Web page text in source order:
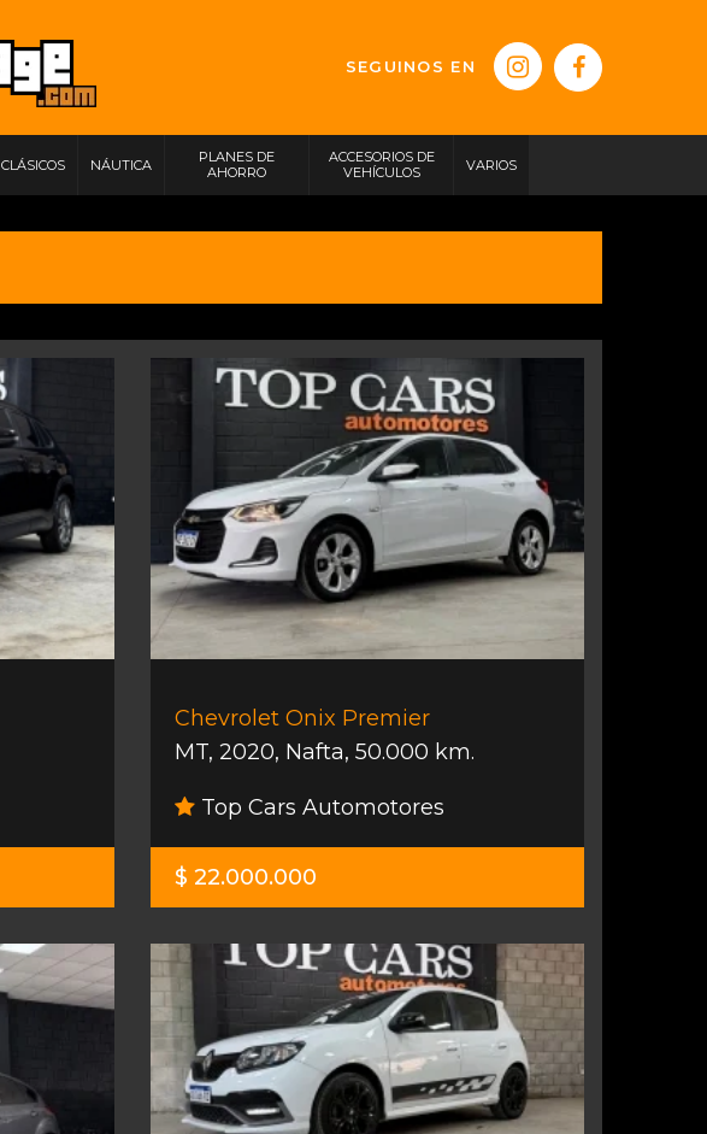
SEGUINOS EN
CLÁSICOS NÁUTICA
PLANES DE
AHORRO
ACCESORIOS DE
VEHÍCULOS
VARIOS
Chevrolet Onix Premier
MT, 2020, Nafta, 50.000 km.
Top Cars Automotores
$ 22.000.000